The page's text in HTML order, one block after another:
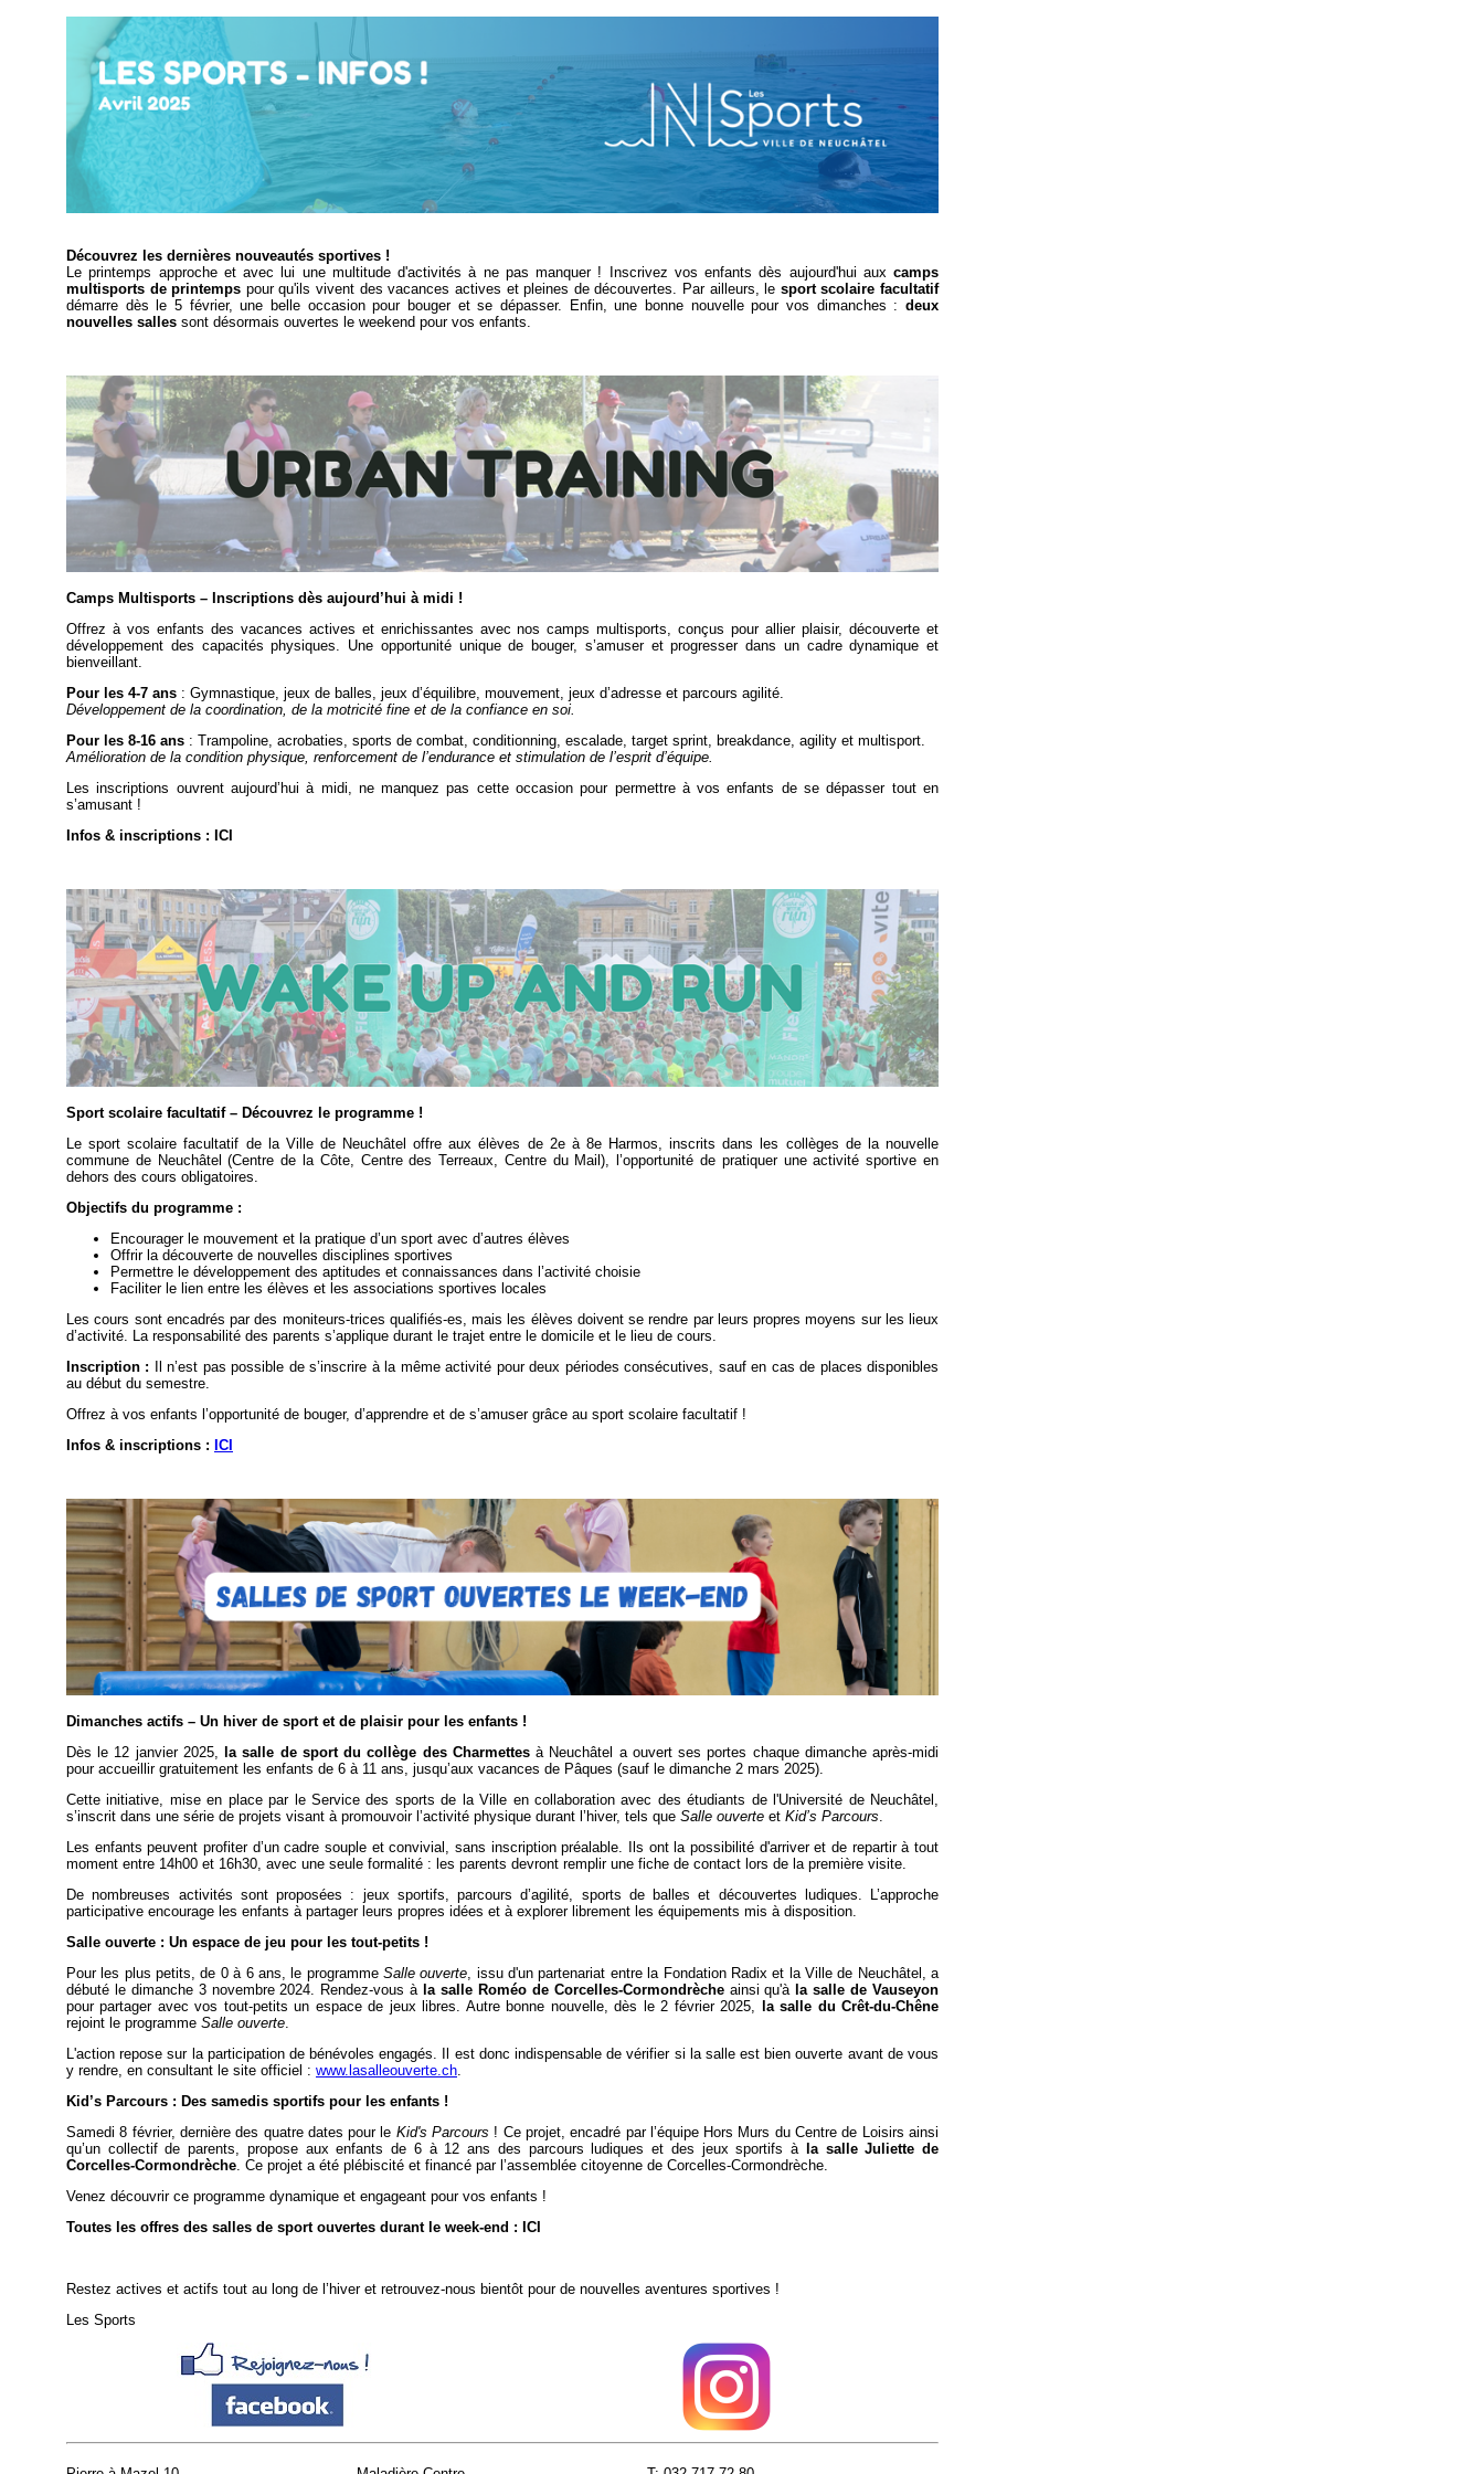
Découvrez les dernières nouveautés sportives !
Le printemps approche et avec lui une multitude d'activités à ne pas manquer ! Inscrivez vos enfants dès aujourd'hui aux camps
multisports de printemps pour qu'ils vivent des vacances actives et pleines de découvertes. Par ailleurs, le sport scolaire facultatif
démarre dès le 5 février, une belle occasion pour bouger et se dépasser. Enfin, une bonne nouvelle pour vos dimanches : deux
nouvelles salles sont désormais ouvertes le weekend pour vos enfants.
Camps Multisports – Inscriptions dès aujourd’hui à midi !
Offrez à vos enfants des vacances actives et enrichissantes avec nos camps multisports, conçus pour allier plaisir, découverte et
développement des capacités physiques. Une opportunité unique de bouger, s’amuser et progresser dans un cadre dynamique et
bienveillant.
Pour les 4-7 ans : Gymnastique, jeux de balles, jeux d’équilibre, mouvement, jeux d’adresse et parcours agilité.
Développement de la coordination, de la motricité fine et de la confiance en soi.
Pour les 8-16 ans : Trampoline, acrobaties, sports de combat, conditionning, escalade, target sprint, breakdance, agility et multisport.
Amélioration de la condition physique, renforcement de l’endurance et stimulation de l’esprit d’équipe.
Les inscriptions ouvrent aujourd’hui à midi, ne manquez pas cette occasion pour permettre à vos enfants de se dépasser tout en
s’amusant !
Infos & inscriptions : ICI
Sport scolaire facultatif – Découvrez le programme !
Le sport scolaire facultatif de la Ville de Neuchâtel offre aux élèves de 2e à 8e Harmos, inscrits dans les collèges de la nouvelle
commune de Neuchâtel (Centre de la Côte, Centre des Terreaux, Centre du Mail), l’opportunité de pratiquer une activité sportive en
dehors des cours obligatoires.
Objectifs du programme :
Encourager le mouvement et la pratique d’un sport avec d’autres élèves
Offrir la découverte de nouvelles disciplines sportives
Permettre le développement des aptitudes et connaissances dans l’activité choisie
Faciliter le lien entre les élèves et les associations sportives locales
Les cours sont encadrés par des moniteurs-trices qualifiés-es, mais les élèves doivent se rendre par leurs propres moyens sur les lieux
d’activité. La responsabilité des parents s’applique durant le trajet entre le domicile et le lieu de cours.
Inscription : Il n’est pas possible de s’inscrire à la même activité pour deux périodes consécutives, sauf en cas de places disponibles
au début du semestre.
Offrez à vos enfants l’opportunité de bouger, d’apprendre et de s’amuser grâce au sport scolaire facultatif !
Infos & inscriptions : ICI
Dimanches actifs – Un hiver de sport et de plaisir pour les enfants !
Dès le 12 janvier 2025,
la salle de sport du collège des Charmettesà Neuchâtel a ouvert ses portes chaque dimanche après-midi
pour accueillir gratuitement les enfants de 6 à 11 ans, jusqu’aux vacances de Pâques (sauf le dimanche 2 mars 2025).
Cette initiative, mise en place par le Service des sports de la Ville en collaboration avec des étudiants de l'Université de Neuchâtel,
s’inscrit dans une série de projets visant à promouvoir l’activité physique durant l’hiver, tels que Salle ouverte et Kid’s Parcours
Les enfants peuvent profiter d’un cadre souple et convivial, sans inscription préalable. Ils ont la possibilité d'arriver et de repartir à tout
moment entre 14h00 et 16h30, avec une seule formalité : les parents devront remplir une fiche de contact lors de la première visite.
De nombreuses activités sont proposées : jeux sportifs, parcours d’agilité, sports de balles et découvertes ludiques. L’approche
participative encourage les enfants à partager leurs propres idées et à explorer librement les équipements mis à disposition.
Salle ouverte : Un espace de jeu pour les tout-petits !
Pour les plus petits, de 0 à 6 ans, le programme Salle ouverte , issu d'un partenariat entre la Fondation Radix et la Ville de Neuchâtel, a
débuté le dimanche 3 novembre 2024. Rendez-vous à la salle Roméo de Corcelles-Cormondrècheainsi qu'à la salle de Vauseyon
pour partager avec vos tout-petits un espace de jeux libres. Autre bonne nouvelle, dès le 2 février 2025,
la salle du Crêt-du-Chêne
rejoint le programme Salle ouverte
L'action repose sur la participation de bénévoles engagés. Il est donc indispensable de vérifier si la salle est bien ouverte avant de vous
y rendre, en consultant le site officiel : www.lasalleouverte.ch
Kid’s Parcours : Des samedis sportifs pour les enfants !
Samedi 8 février, dernière des quatre dates pour le Kid's Parcours ! Ce projet, encadré par l’équipe Hors Murs du Centre de Loisirs ainsi
qu’un collectif de parents, propose aux enfants de 6 à 12 ans des parcours ludiques et des jeux sportifs à
la salle Juliette de
Corcelles-Cormondrèche . Ce projet a été plébiscité et financé par l’assemblée citoyenne de Corcelles-Cormondrèche.
Venez découvrir ce programme dynamique et engageant pour vos enfants !
Toutes les offres des salles de sport ouvertes durant le week-end : ICI
Restez actives et actifs tout au long de l’hiver et retrouvez-nous bientôt pour de nouvelles aventures sportives !
Les Sports